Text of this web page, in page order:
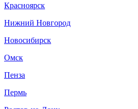
Красноярск
Нижний Новгород
Новосибирск
Омск
Пенза
Пермь